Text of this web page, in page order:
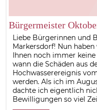
Bürgermeister
Liebe Bürgerinnen und
Markersdorf! Nun
Ihnen noch immer
wann die Schäden aus
Hochwasserereignis
werden. Als ich im
dachte ich eigentlich
Bewilligungen so viel